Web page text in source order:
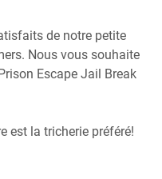
de notre petite
Nous vous souhaite
Escape Jail Break
est la tricherie préféré!